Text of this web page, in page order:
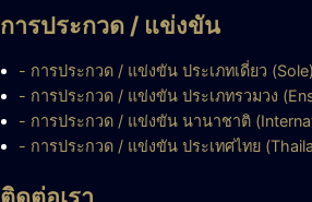
การประกวด / แข่งขัน
- การประกวด / แข่งขัน ประเภทเดี่ยว (Sole)
- การประกวด / แข่งขัน ประเภทรวมวง
- การประกวด / แข่งขัน นานาชาติ
- การประกวด / แข่งขัน ประเทศไทย